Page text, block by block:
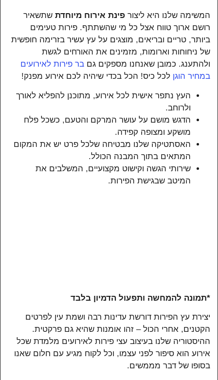
המשימה שלנו היא ליצור פינת אירוח מיוחדת שתשאיר
רושם ארוך טווח אצל כל מי שהשתתף. פירות טעימים
ביותר, טריים ובריאים, מוצגים על עץ עשיר בזרימה חופשית
של ניחוחות וארומות, מזמינים את האורחים לגשת
ולהתענג. כמובן שאנחנו מספקים גם בר פירות לאירועים
במחיר הוגן לכל כיס! הכל בכדי שיהיה לכם אירוע מפנק!
העץ נתפר אישית לכל אירוע, מתוכנן להפליא לאורך
ולרוחב.
הדגש מושם על עושר המרקם והטעם, כשכל פלח
מושקע ומצופה קפידה.
האסתטיקה שלנו מבטיחה שלכל פרט יש את המקום
המתאים בתוך המבנה הכולל.
שירותי הגשה וקישוט מקצועיים, המשלבים את
המיטב שבגישת הפירות.
*תמונה להמחשה ותפעול הדמיון בלבד
יצירת עץ הפירות דורשת עדינות רבה ושמת עין לפרטים
הקטנים, אחרי הכול – זהו אומנות שהיא גם פרקטית.
ההיסטוריה שלנו בעיצוב עצי פירות לאירועים מלמדת שכל
אירוע הוא סיפור לפני עצמו, וכל לקוח מגיע עם חלום שאנו
בסופו של דבר מממשים.